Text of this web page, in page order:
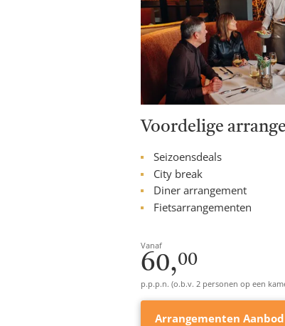
Voordelige
Seizoensdeals
City break
Diner arrangement
Fietsarrangementen
Vanaf
60,00
p.p.p.n. (o.b.v. 2 personen op een
Arrangementen Aanbod